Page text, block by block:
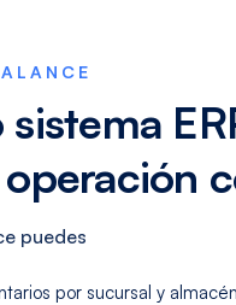
sistema
puedes
por sucursal y almacén